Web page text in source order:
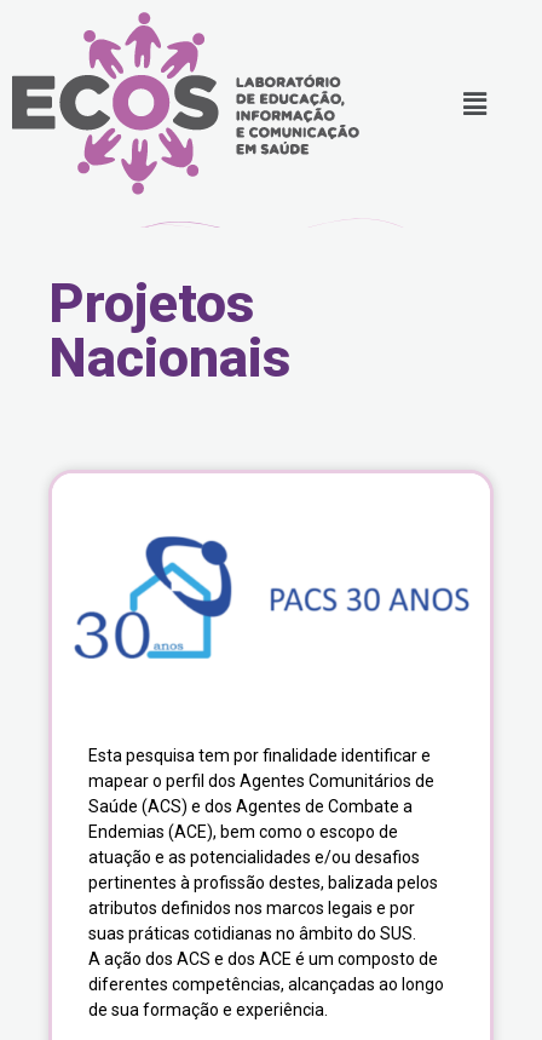
Projetos
Nacionais
Esta pesquisa tem por finalidade identificar e
mapear o perfil dos Agentes Comunitários de
Saúde (ACS) e dos Agentes de Combate a
Endemias (ACE), bem como o escopo de
atuação e as potencialidades e/ou desafios
pertinentes à profissão destes, balizada pelos
atributos definidos nos marcos legais e por
suas práticas cotidianas no âmbito do SUS.
A ação dos ACS e dos ACE é um composto de
diferentes competências, alcançadas ao longo
de sua formação e experiência.